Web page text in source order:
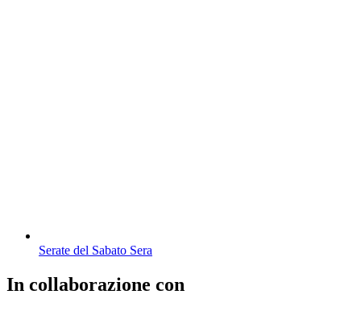
Serate del Sabato Sera
In collaborazione con